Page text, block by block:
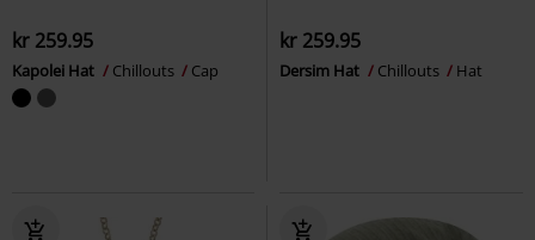
kr 259.95
Kapolei Hat Chillouts Cap
kr 259.95
Dersim Hat Chillouts Hat